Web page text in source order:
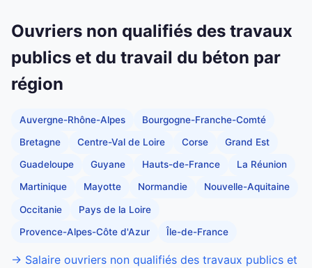
Ouvriers non qualifiés des travaux
publics et du travail du béton par
région
Auvergne-Rhône-Alpes Bourgogne-Franche-Comté
Bretagne Centre-Val de Loire Corse Grand Est
Guadeloupe Guyane Hauts-de-France La Réunion
Martinique Mayotte Normandie Nouvelle-Aquitaine
Occitanie Pays de la Loire
Provence-Alpes-Côte d'Azur Île-de-France
→ Salaire ouvriers non qualifiés des travaux publics et